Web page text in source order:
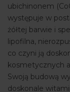
ubichinonem
występuje w
żółtej barwie i
lipofilna,
co czyni ją
kosmetycznych
Swoją budową
doskonale